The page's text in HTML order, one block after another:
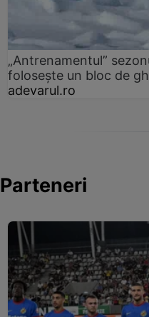
„Antrenamentul”
folosește un bloc de
adevarul.ro
Parteneri